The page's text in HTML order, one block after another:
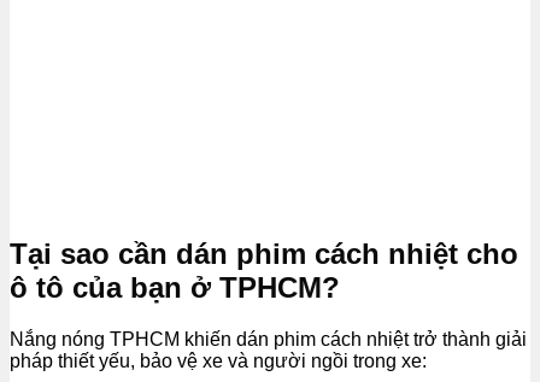
Tại sao cần dán phim cách nhiệt cho
ô tô của bạn ở TPHCM?
Nắng nóng TPHCM khiến dán phim cách nhiệt trở thành giải
pháp thiết yếu, bảo vệ xe và người ngồi trong xe: